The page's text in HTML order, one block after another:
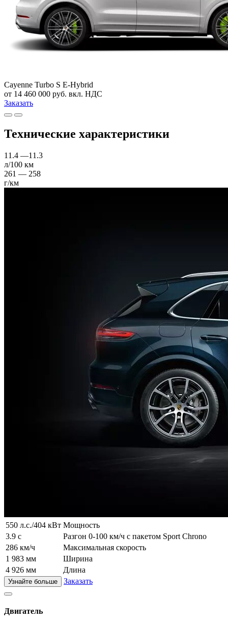
Cayenne Turbo S E-Hybrid
от 14 460 000 руб. вкл. НДС
Заказать
Технические характеристики
11.4 —11.3
л/100 км
261 — 258
г/км
550 л.с./404 кВт Мощность
3.9 с
Разгон 0-100 км/ч с пакетом Sport Chrono
286 км/ч
Максимальная скорость
1 983 мм
Ширина
4 926 мм
Длина
Узнайте больше Заказать
Двигатель